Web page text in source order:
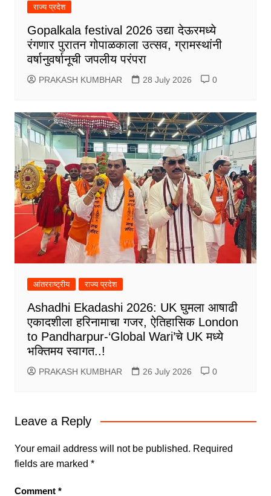
राज्य प्रदेश
Gopalkala festival 2026 उद्या देऊरमध्ये
रंगणार पुरातन गोपाळकाला उत्सव, ग्रामस्थांनी
वर्षानुवर्षानूची जपलीय परंपरा
PRAKASH KUMBHAR 28 July 2026 0
आंतरराष्ट्रीय राज्य प्रदेश
Ashadhi Ekadashi 2026: UK घुमला आषाढी
एकादशीला हरिनामाचा गजर, ऐतिहासिक London
to Pandharpur-‘Global Wari’चे UK मध्ये
भक्तिमय स्वागत..!
PRAKASH KUMBHAR 26 July 2026 0
Leave a Reply
Your email address will not be published. Required
fields are marked *
Comment *